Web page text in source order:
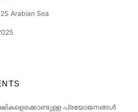
Arabian Sea
പ്രയോജനങ്ങൾ